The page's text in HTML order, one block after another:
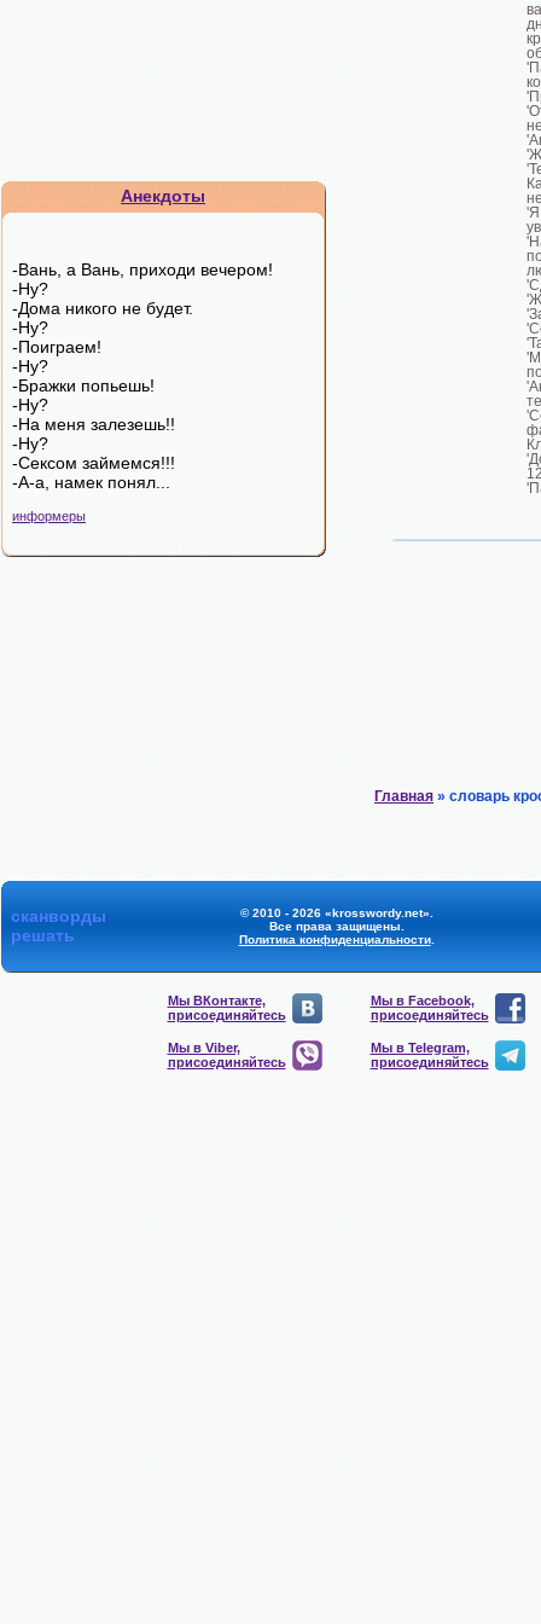
Анекдоты
-Вань, а Вань, приходи вечером!
-Ну?
-Дома никого не будет.
-Ну?
-Поиграем!
-Ну?
-Бражки попьешь!
-Ну?
-На меня залезешь!!
-Ну?
-Сексом займемся!!!
-А-а, намек понял...
информеры
Главная » словарь
сканворды
решать
© 2010 - 2026 «krosswordy.net».
Все права защищены.
Политика конфиденциальности.
Мы ВКонтакте,
присоединяйтесь
Мы в Facebook,
присоединяйтесь
Мы в Viber,
присоединяйтесь
Мы в Telegram,
присоединяйтесь